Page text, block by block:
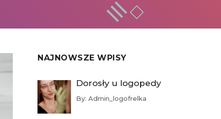
NAJNOWSZE WPISY
Dorosły u logopedy
By: Admin_logofrelka